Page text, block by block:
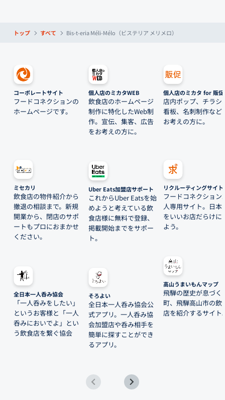
トップ すべて Bis-t-eria Méli-Mélo（ビステリア メリメロ）
コーポレートサイト
フードコネクションの
ホームページです。
ミセカリ
飲食店の物件紹介から
撤退の相談まで。新規
開業から、閉店のサポ
ートもプロにおまかせ
ください。
全日本一人呑み協会
「一人呑みをしたい」
というお客様と「一人
呑みにおいでよ」とい
う飲食店を繋ぐ協会
個人店のミカタWEB
飲食店のホームページ
制作に特化したWeb制
作。宣伝、集客、広告
をお考えの方に。
Uber Eats加盟店サポート
これからUber Eatsを始
めようと考えている飲
食店様に無料で登録、
掲載開始までをサポー
ト。
そろよい
全日本一人呑み協会公
式アプリ。一人呑み協
会加盟店や呑み相手を
簡単に探すことができ
るアプリ。
個人店のミカタ for 販促
店内ポップ、チラシ
看板、名刺制作など
お考えの方に。
リクルーティングサイト
フードコネクション
人専用サイト。日本
をいいお店だらけに
よう。
高山うまいもんマップ
飛騨の歴史が息づく
町、飛騨高山市の飲
店を紹介するサイト